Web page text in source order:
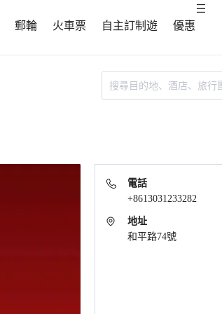
郵輪 火車票 自主訂制遊 優惠
電話
+8613031233282
地址
和平路74號